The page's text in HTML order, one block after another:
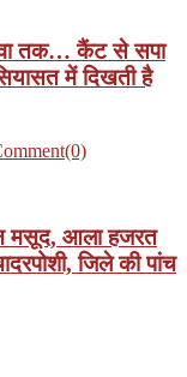
तक… कैंट से सपा
में दिखती है
मसूद, आला हजरत
जिले की पांच